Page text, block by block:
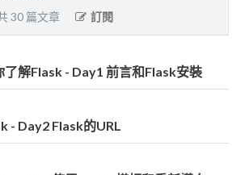
30 篇文章 訂閱
了解Flask - Day1 前言和Flask安裝
- Day2 Flask的URL